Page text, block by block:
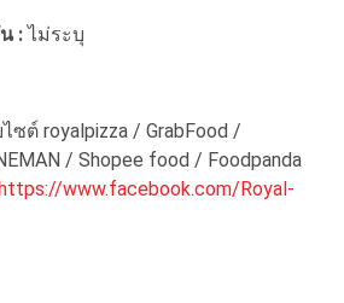
น :ไม่ระบุ
ไซต์ royalpizza / GrabFood /
/ Shopee food / Foodpanda
https://www.facebook.com/Royal-